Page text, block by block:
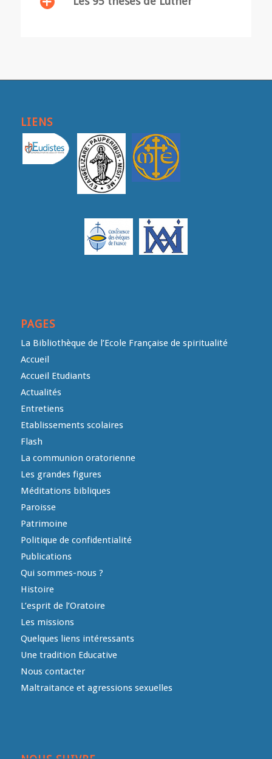
LIENS
PAGES
La Bibliothèque de l’Ecole Française de spiritualité
Accueil
Accueil Etudiants
Actualités
Entretiens
Etablissements scolaires
Flash
La communion oratorienne
Les grandes figures
Méditations bibliques
Paroisse
Patrimoine
Politique de confidentialité
Publications
Qui sommes-nous ?
Histoire
L’esprit de l’Oratoire
Les missions
Quelques liens intéressants
Une tradition Educative
Nous contacter
Maltraitance et agressions sexuelles